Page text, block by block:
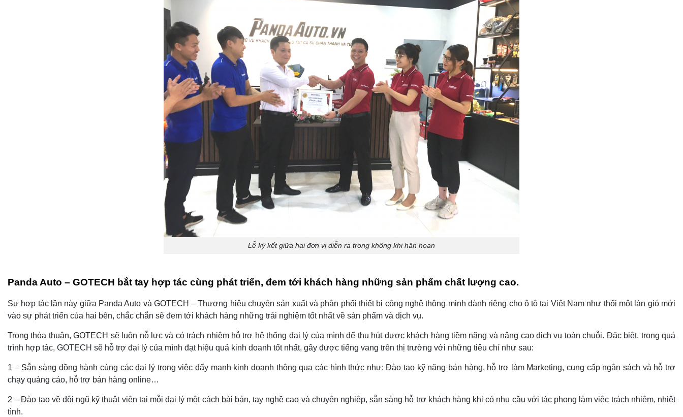
Lễ ký kết giữa hai đơn vị diễn ra trong không khi hân hoan
Panda Auto – GOTECH bắt tay hợp tác cùng phát triển, đem tới khách hàng những sản phẩm chất lượng cao.
Sự hợp tác lần này giữa Panda Auto và GOTECH – Thương hiệu chuyên sản xuất và phân phối thiết bị công nghệ thông minh dành riêng cho ô tô tại Việt Nam như thổi một làn gió mới
vào sự phát triển của hai bên, chắc chắn sẽ đem tới khách hàng những trải nghiệm tốt nhất về sản phẩm và dịch vụ.
Trong thỏa thuận, GOTECH sẽ luôn nỗ lực và có trách nhiệm hỗ trợ hệ thống đại lý của mình để thu hút được khách hàng tiềm năng và nâng cao dịch vụ toàn chuỗi. Đặc biệt, trong quá
trình hợp tác, GOTECH sẽ hỗ trợ đại lý của mình đạt hiệu quả kinh doanh tốt nhất, gây được tiếng vang trên thị trường với những tiêu chí như sau:
1 – Sẵn sàng đồng hành cùng các đại lý trong việc đẩy mạnh kinh doanh thông qua các hình thức như: Đào tạo kỹ năng bán hàng, hỗ trợ làm Marketing, cung cấp ngân sách và hỗ trợ
chạy quảng cáo, hỗ trợ bán hàng online…
2 – Đào tạo về đội ngũ kỹ thuật viên tại mỗi đại lý một cách bài bản, tay nghề cao và chuyên nghiệp, sẵn sàng hỗ trợ khách hàng khi có nhu cầu với tác phong làm việc trách nhiệm, nhiệt
tình.